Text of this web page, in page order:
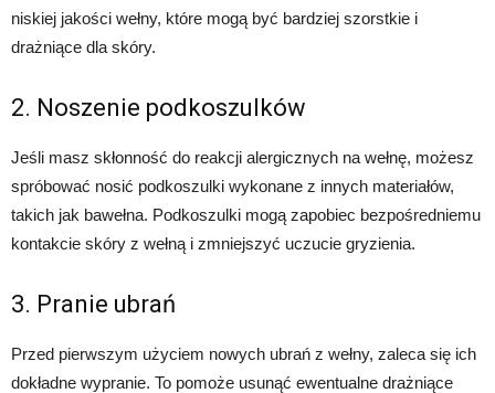
niskiej jakości wełny, które mogą być bardziej szorstkie i
drażniące dla skóry.
2. Noszenie podkoszulków
Jeśli masz skłonność do reakcji alergicznych na wełnę, możesz
spróbować nosić podkoszulki wykonane z innych materiałów,
takich jak bawełna. Podkoszulki mogą zapobiec bezpośredniemu
kontakcie skóry z wełną i zmniejszyć uczucie gryzienia.
3. Pranie ubrań
Przed pierwszym użyciem nowych ubrań z wełny, zaleca się ich
dokładne wypranie. To pomoże usunąć ewentualne drażniące